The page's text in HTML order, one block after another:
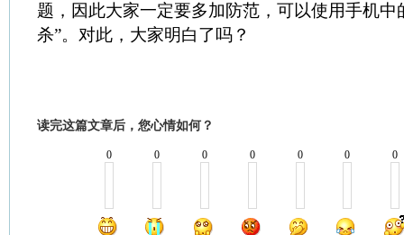
题，因此大家一定要多加防范，可以使用手机中
杀”。对此，大家明白了吗？
读完这篇文章后，您心情如何？
0 0 0 0 0 0 0